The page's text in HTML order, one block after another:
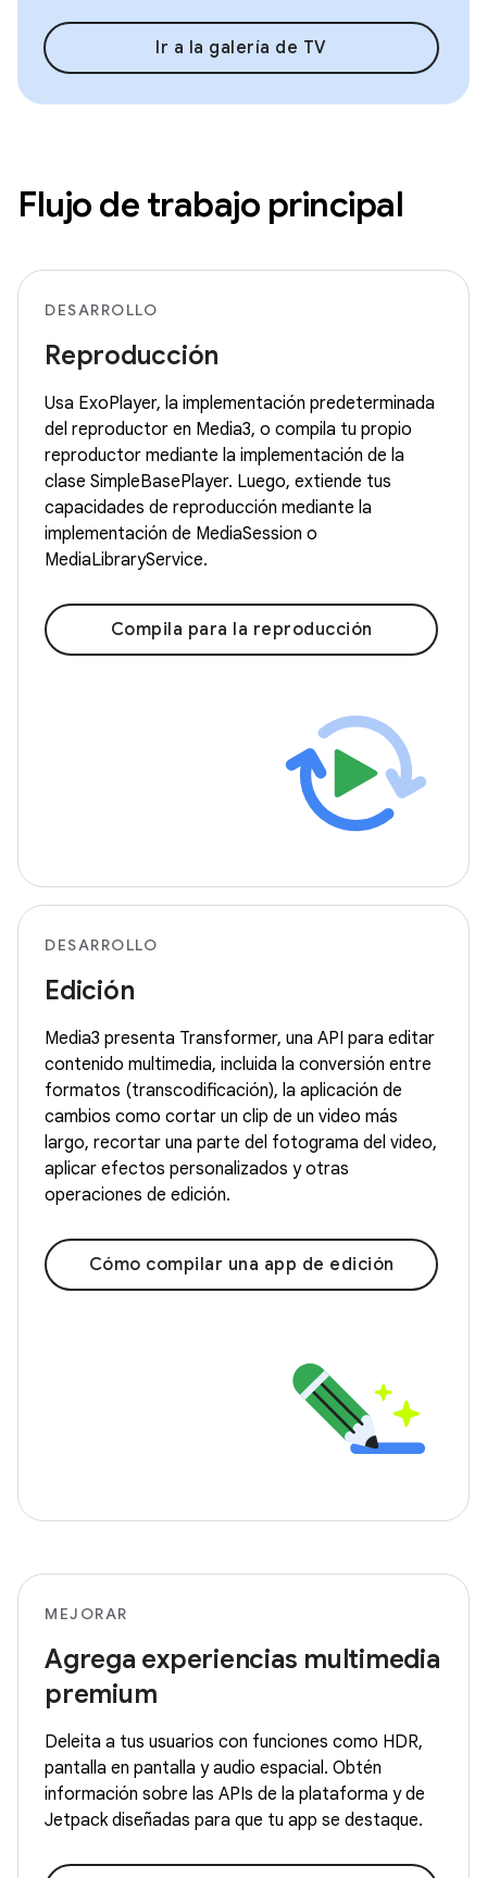
Ir a la galería de TV
Flujo de trabajo principal
DESARROLLO
Reproducción
Usa ExoPlayer, la implementación predeterminada
del reproductor en Media3, o compila tu propio
reproductor mediante la implementación de la
clase SimpleBasePlayer. Luego, extiende tus
capacidades de reproducción mediante la
implementación de MediaSession o
MediaLibraryService.
Compila para la reproducción
DESARROLLO
Edición
Media3 presenta Transformer, una API para editar
contenido multimedia, incluida la conversión entre
formatos (transcodificación), la aplicación de
cambios como cortar un clip de un video más
largo, recortar una parte del fotograma del video,
aplicar efectos personalizados y otras
operaciones de edición.
Cómo compilar una app de edición
MEJORAR
Agrega experiencias multimedia
premium
Deleita a tus usuarios con funciones como HDR,
pantalla en pantalla y audio espacial. Obtén
información sobre las APIs de la plataforma y de
Jetpack diseñadas para que tu app se destaque.